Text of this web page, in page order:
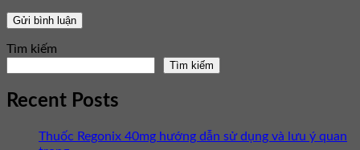
Tìm kiếm
Tìm kiếm
Recent Posts
Thuốc Regonix 40mg hướng dẫn sử dụng và lưu ý quan